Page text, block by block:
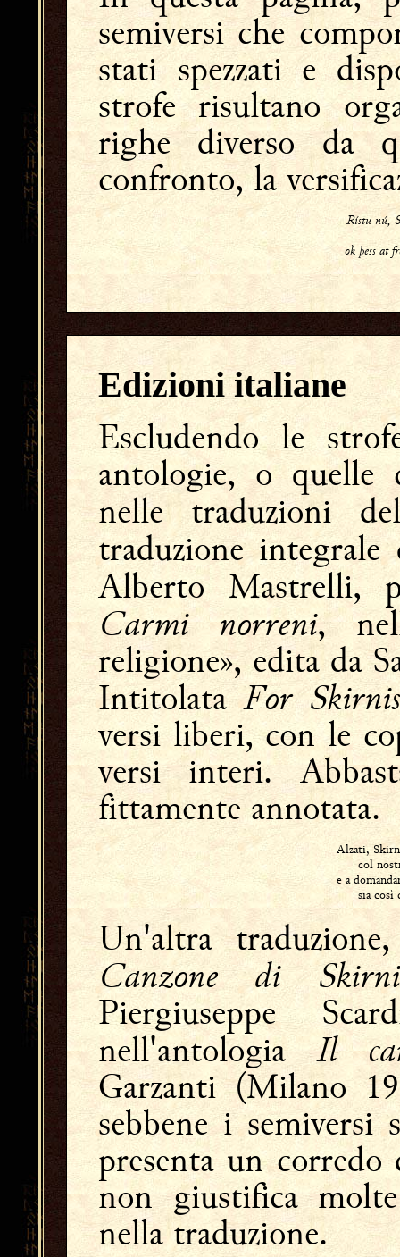
semiversi che
stati spezzati e
strofe risultano
righe diverso da
confronto, la
Rístu
ok þess
Edizioni italiane
Escludendo le
antologie, o quelle
nelle traduzioni
traduzione
Alberto Mastrelli,
Carmi norreni,
religione», edita da
IntitolataFor
versi liberi, con le
versi interi.
fittamente annotata.
Alzati,
col
e a
sia così
Un'altra
Canzone di
Piergiuseppe
nell'antologiaIl
Garzanti (Milano
sebbene i semiversi
presenta un
non giustifica
nella traduzione.